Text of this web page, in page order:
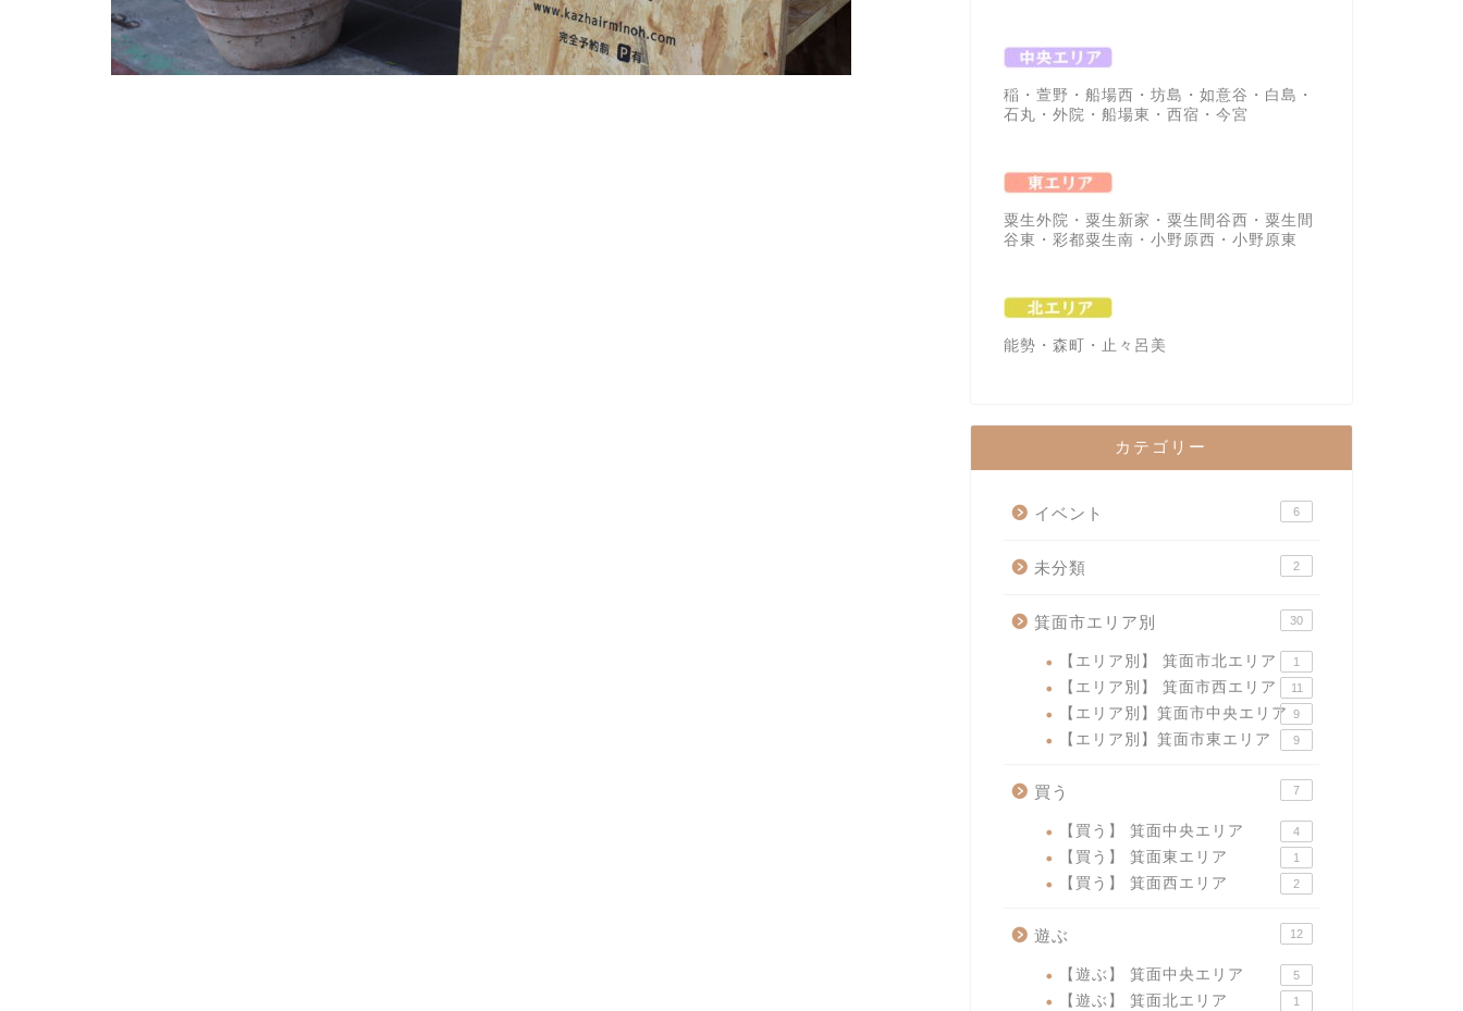
稲・萱野・船場西・坊島・如意谷・白島・
石丸・外院・船場東・西宿・今宮
粟生外院・粟生新家・粟生間谷西・粟生間
谷東・彩都粟生南・小野原西・小野原東
能勢・森町・止々呂美
カテゴリー
イベント 6
未分類 2
箕面市エリア別 30
【エリア別】 箕面市北エリア 1
【エリア別】 箕面市西エリア 11
【エリア別】箕面市中央エリア 9
【エリア別】箕面市東エリア 9
買う 7
【買う】 箕面中央エリア 4
【買う】 箕面東エリア 1
【買う】 箕面西エリア 2
遊ぶ 12
【遊ぶ】 箕面中央エリア 5
【遊ぶ】 箕面北エリア 1